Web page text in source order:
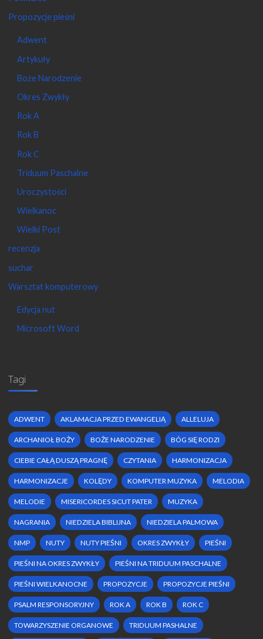
Propozycje pieśni
Adwent
Artykuły
Boże Narodzenie
Okres Zwykły
Rok A
Rok B
Rok C
Triduum Paschalne
Uroczystości
Wielkanoc
Wielki Post
recenzja
suchar
Warsztat komputerowy
Edycja nut
Microsoft Word
Tagi
ADWENT AKLAMACJA PRZED EWANGELIĄ ALLELUJA
ARCHANIOŁ BOŻY BOŻE NARODZENIE BÓG SIĘ RODZI
CIEBIE CAŁĄ DUSZĄ PRAGNĘ CZYTANIA HARMONIZACJA
HARMONIZACJE KOLĘDY KOMPUTER MUZYKA MELODIA
MELODIE MISERICORDES SICUT PATER MUZYKA
NAGRANIA NIEDZIELA BIBLIJNA NIEDZIELA PALMOWA
NMP NUTY NUTY PIEŚNI OKRES ZWYKŁY PIEŚNI
PIEŚNI NA OKRES ZWYKŁY PIEŚNI NA TRIDUUM PASCHALNE
PIEŚNI WIELKANOCNE PROPOZYCJE PROPOZYCJE PIEŚNI
PSALM RESPONSORYJNY ROK A ROK B ROK C
TOWARZYSZENIE ORGANOWE TRIDUUM PASHALNE